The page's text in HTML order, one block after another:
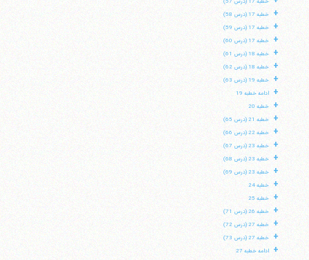
+ خطبه 17 (درس 58)
+ خطبه 17 (درس 59)
+ خطبه 17 (درس 60)
+ خطبه 18 (درس 61)
+ خطبه 18 (درس 62)
+ خطبه 19 (درس 63)
+ ادامه خطبه 19
+ خطبه 20
+ خطبه 21 (درس 65)
+ خطبه 22 (درس 66)
+ خطبه 23 (درس 67)
+ خطبه 23 (درس 68)
+ خطبه 23 (درس 69)
+ خطبه 24
+ خطبه 25
+ خطبه 26 (درس 71)
+ خطبه 27 (درس 72)
+ خطبه 27 (درس 73)
+ ادامه خطبه 27